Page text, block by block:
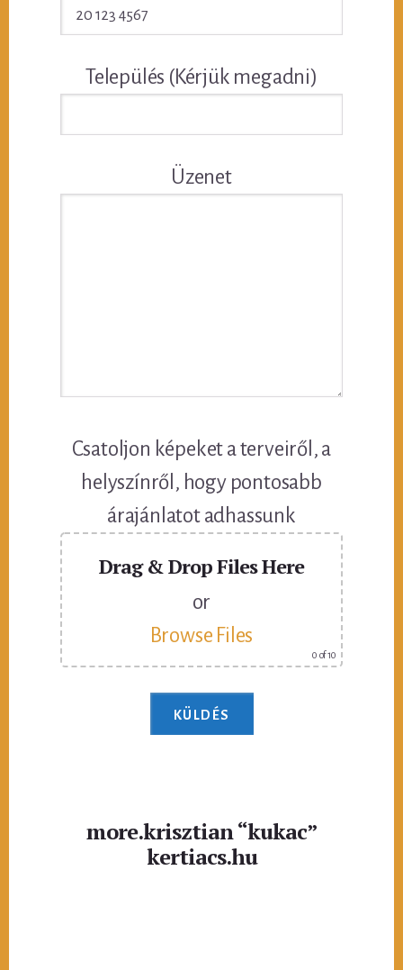
Település (Kérjük megadni)
Üzenet
Csatoljon képeket a terveiről, a
helyszínről, hogy pontosabb
árajánlatot adhassunk
Drag & Drop Files Here
or
Browse Files
0 of 10
more.krisztian “kukac”
kertiacs.hu